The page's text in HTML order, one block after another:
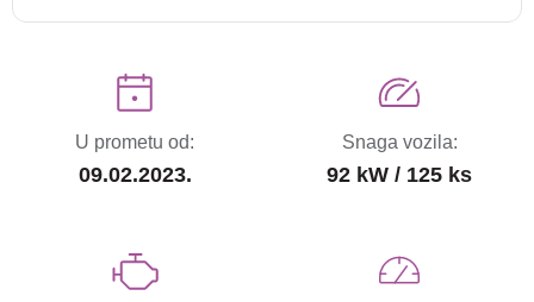
U prometu od:
09.02.2023.
Snaga vozila:
92 kW / 125 ks